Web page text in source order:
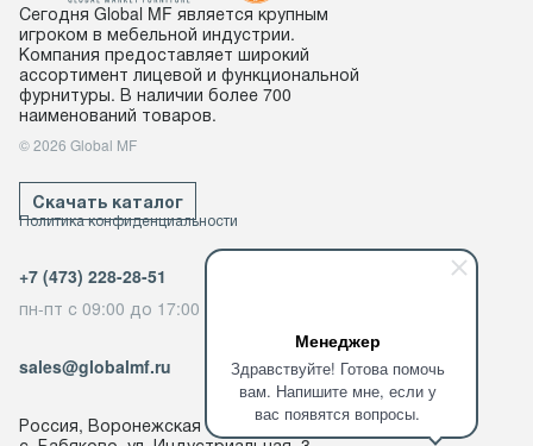
Менеджер
Здравствуйте! Готова помочь
вам. Напишите мне, если у
вас появятся вопросы.
Сегодня Global MF является крупным
игроком в мебельной индустрии.
Компания предоставляет широкий
ассортимент лицевой и функциональной
фурнитуры. В наличии более 700
наименований товаров.
© 2026 Global MF
Скачать каталог
Политика конфиденциальности
+7 (473) 228-28-51
пн-пт с 09:00 до 17:00
sales@globalmf.ru
Россия, Воронежская область,